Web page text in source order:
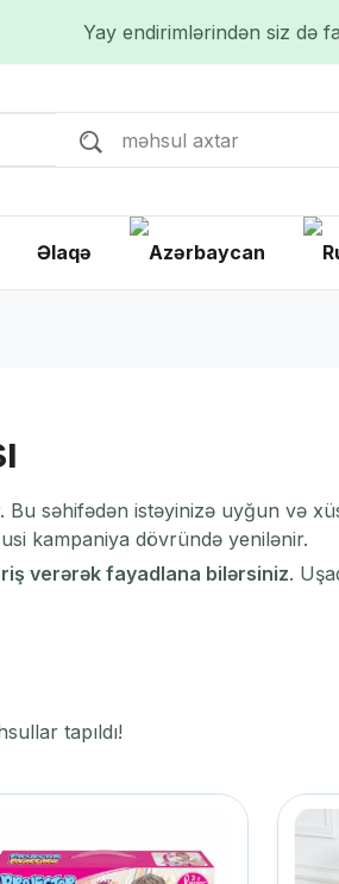
Yay endirimlərindən siz də
Əlaqə
səhifədən istəyinizə uyğun və
kampaniya dövründə yenilənir.
verərək fayadlana bilərsiniz.
tapıldı!